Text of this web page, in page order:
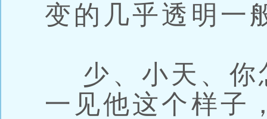
变的几乎透明一
少、小天、你
一见他这个样子